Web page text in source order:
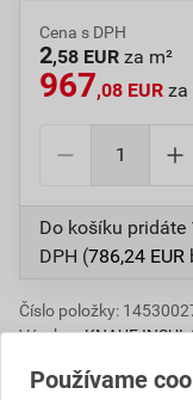
Cena s DPH
2,58 EUR za m²
967,08 EUR za
Do košíku pridáte
DPH (786,24 EUR
Číslo položky:
VýrobcaKNAUF
Používame